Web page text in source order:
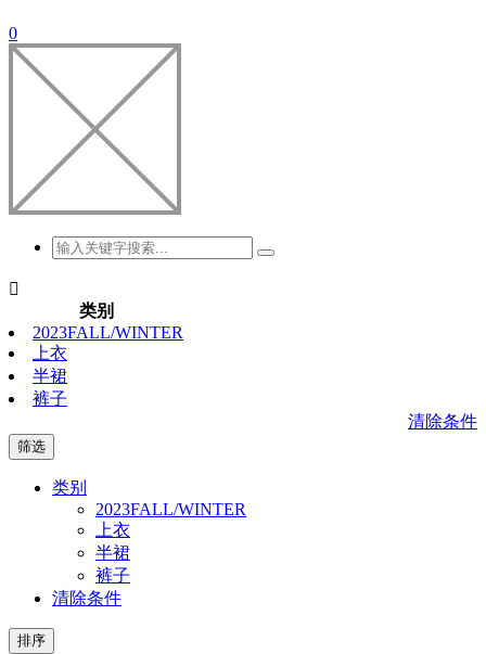
0

类别
2023FALL/WINTER
上衣
半裙
裤子
清除条件
筛选
类别
2023FALL/WINTER
上衣
半裙
裤子
清除条件
排序